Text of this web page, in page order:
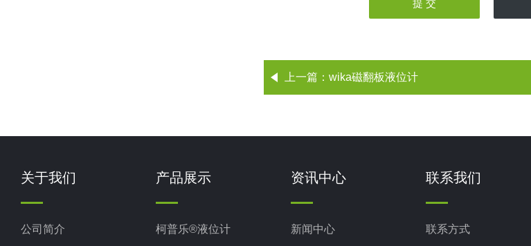
上一篇： wika磁翻板液位计
关于我们
公司简介
产品展示
柯普乐®液位计
资讯中心
新闻中心
联系我们
联系方式